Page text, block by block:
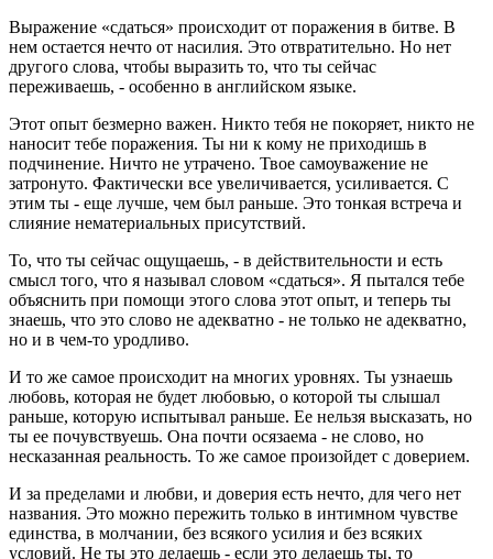
Выражение «сдаться» происходит от поражения в битве. В
нем остается нечто от насилия. Это отвратительно. Но нет
другого слова, чтобы выразить то, что ты сейчас
переживаешь, - особенно в английском языке.
Этот опыт безмерно важен. Никто тебя не покоряет, никто не
наносит тебе поражения. Ты ни к кому не приходишь в
подчинение. Ничто не утрачено. Твое самоуважение не
затронуто. Фактически все увеличивается, усиливается. С
этим ты - еще лучше, чем был раньше. Это тонкая встреча и
слияние нематериальных присутствий.
То, что ты сейчас ощущаешь, - в действительности и есть
смысл того, что я называл словом «сдаться». Я пытался тебе
объяснить при помощи этого слова этот опыт, и теперь ты
знаешь, что это слово не адекватно - не только не адекватно,
но и в чем-то уродливо.
И то же самое происходит на многих уровнях. Ты узнаешь
любовь, которая не будет любовью, о которой ты слышал
раньше, которую испытывал раньше. Ее нельзя высказать, но
ты ее почувствуешь. Она почти осязаема - не слово, но
несказанная реальность. То же самое произойдет с доверием.
И за пределами и любви, и доверия есть нечто, для чего нет
названия. Это можно пережить только в интимном чувстве
единства, в молчании, без всякого усилия и без всяких
условий. Не ты это делаешь - если это делаешь ты, то